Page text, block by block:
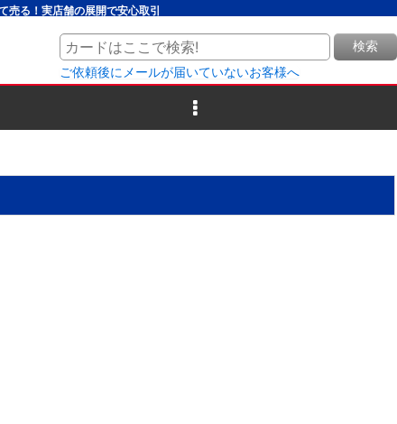
る！実店舗の展開で安心取引
検索
ご依頼後にメールが届いていないお客様へ